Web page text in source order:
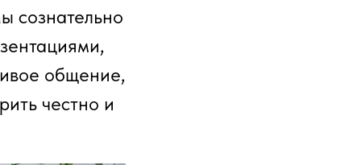
сознательно
общение,
честно и